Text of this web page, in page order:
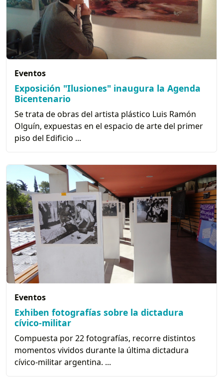
Eventos
Exposición "Ilusiones" inaugura la Agenda
Bicentenario
Se trata de obras del artista plástico Luis Ramón
Olguín, expuestas en el espacio de arte del primer
piso del Edificio ...
Eventos
Exhiben fotografías sobre la dictadura
cívico-militar
Compuesta por 22 fotografías, recorre distintos
momentos vividos durante la última dictadura
cívico-militar argentina. ...